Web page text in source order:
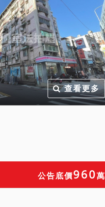
查看更多
公告底價960萬